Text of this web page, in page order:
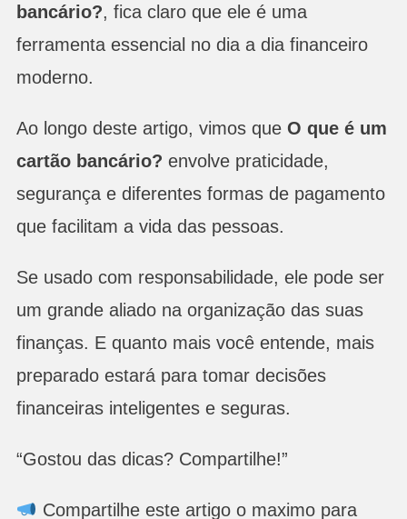
bancário?, fica claro que ele é uma
ferramenta essencial no dia a dia financeiro
moderno.
Ao longo deste artigo, vimos que O que é um
cartão bancário? envolve praticidade,
segurança e diferentes formas de pagamento
que facilitam a vida das pessoas.
Se usado com responsabilidade, ele pode ser
um grande aliado na organização das suas
finanças. E quanto mais você entende, mais
preparado estará para tomar decisões
financeiras inteligentes e seguras.
“Gostou das dicas? Compartilhe!”
Compartilhe este artigo o maximo para